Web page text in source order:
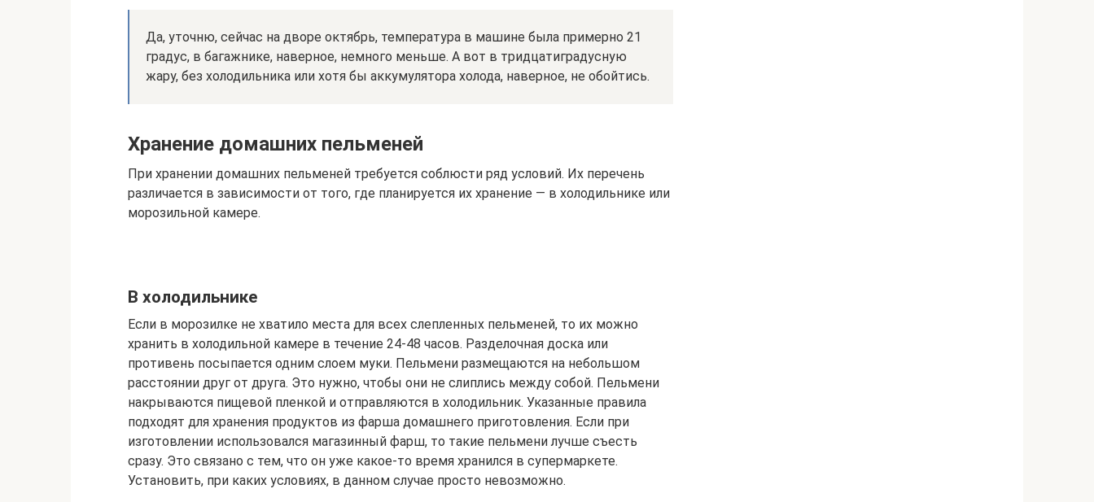
Да, уточню, сейчас на дворе октябрь, температура в машине была примерно 21
градус, в багажнике, наверное, немного меньше. А вот в тридцатиградусную
жару, без холодильника или хотя бы аккумулятора холода, наверное, не обойтись.
Хранение домашних пельменей
При хранении домашних пельменей требуется соблюсти ряд условий. Их перечень
различается в зависимости от того, где планируется их хранение — в холодильнике или
морозильной камере.
В холодильнике
Если в морозилке не хватило места для всех слепленных пельменей, то их можно
хранить в холодильной камере в течение 24-48 часов. Разделочная доска или
противень посыпается одним слоем муки. Пельмени размещаются на небольшом
расстоянии друг от друга. Это нужно, чтобы они не слиплись между собой. Пельмени
накрываются пищевой пленкой и отправляются в холодильник. Указанные правила
подходят для хранения продуктов из фарша домашнего приготовления. Если при
изготовлении использовался магазинный фарш, то такие пельмени лучше съесть
сразу. Это связано с тем, что он уже какое-то время хранился в супермаркете.
Установить, при каких условиях, в данном случае просто невозможно.